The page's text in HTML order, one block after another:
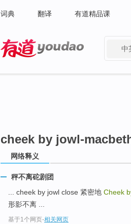
词典 翻译 有道精品课
中
cheek by jowl-
网络释义
秤不离砣剧团
... cheek by jowl close 紧密地 Cheek
形影不离 ...
基于1个网页-相关网页